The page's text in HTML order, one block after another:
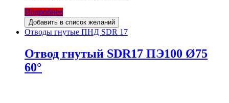
Подробнее
Добавить в список желаний
Отводы гнутые ПНД SDR 17
Отвод гнутый SDR17 ПЭ100 Ø75
60°